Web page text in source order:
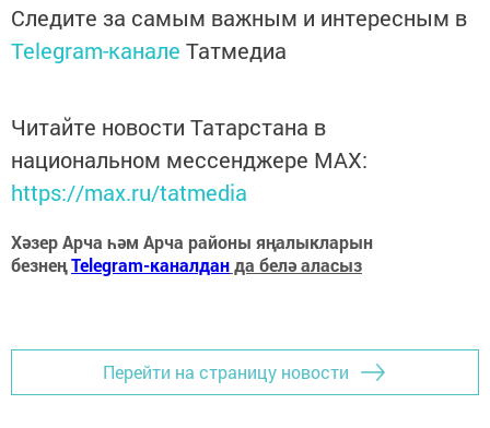
Следите за самым важным и интересным в
Telegram-канале Татмедиа
Читайте новости Татарстана в
национальном мессенджере MАХ:
https://max.ru/tatmedia
Хәзер Арча һәм Арча районы яңалыкларын
безнеңTelegram-каналданда белә аласыз
Перейти на страницу новости